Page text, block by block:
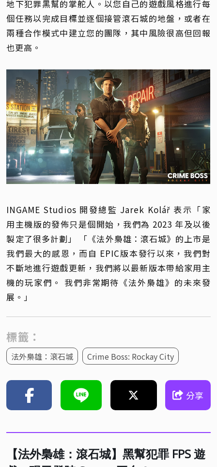
地下犯罪黑幫的掌舵人。以您自己的遊戲風格進行每
個任務以完成目標並逐個接管滾石城的地盤，或者在
兩種合作模式中建立您的團隊，其中風險很高但回報
也更高。
INGAME Studios 開發總監 Jarek Kolář 表示「家
用主機版的發佈只是個開始，我們為 2023 年及以後
製定了很多計劃」 「《法外梟雄：滾石城》的上市是
我們最大的感恩，而自 EPIC版本發行以來，我們對
不斷地進行遊戲更新，我們將以最新版本帶給家用主
機的玩家們。 我們非常期待《法外梟雄》的未來發
展。」
標籤：
法外梟雄：滾石城 Crime Boss: Rockay City
分享
【法外梟雄：滾石城】黑幫犯罪 FPS 遊